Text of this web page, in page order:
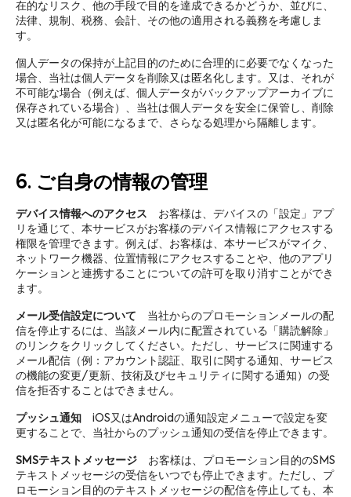
在的なリスク、他の手段で目的を達成できるかどうか、並びに、
法律、規制、税務、会計、その他の適用される義務を考慮しま
す。
個人データの保持が上記目的のために合理的に必要でなくなった
場合、当社は個人データを削除又は匿名化します。又は、それが
不可能な場合（例えば、個人データがバックアップアーカイブに
保存されている場合）、当社は個人データを安全に保管し、削除
又は匿名化が可能になるまで、さらなる処理から隔離します。
6. ご自身の情報の管理
デバイス情報へのアクセス お客様は、デバイスの「設定」アプ
リを通じて、本サービスがお客様のデバイス情報にアクセスする
権限を管理できます。例えば、お客様は、本サービスがマイク、
ネットワーク機器、位置情報にアクセスすることや、他のアプリ
ケーションと連携することについての許可を取り消すことができ
ます。
メール受信設定について 当社からのプロモーションメールの配
信を停止するには、当該メール内に配置されている「購読解除」
のリンクをクリックしてください。ただし、サービスに関連する
メール配信（例：アカウント認証、取引に関する通知、サービス
の機能の変更/更新、技術及びセキュリティに関する通知）の受
信を拒否することはできません。
プッシュ通知 iOS又はAndroidの通知設定メニューで設定を変
更することで、当社からのプッシュ通知の受信を停止できます。
SMSテキストメッセージ お客様は、プロモーション目的のSMS
テキストメッセージの受信をいつでも停止できます。ただし、プ
ロモーション目的のテキストメッセージの配信を停止しても、本